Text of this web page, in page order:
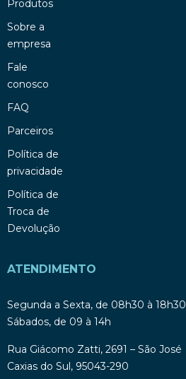
Produtos
Sobre a
empresa
Fale
conosco
FAQ
Parceiros
Política de
privacidade
Política de
Troca de
Devolução
ATENDIMENTO
Segunda a Sexta, de 08h30 à 18h30
Sábados, de 09 à 14h
Rua Giácomo Zatti, 2691 – São José
Caxias do Sul, 95043-290